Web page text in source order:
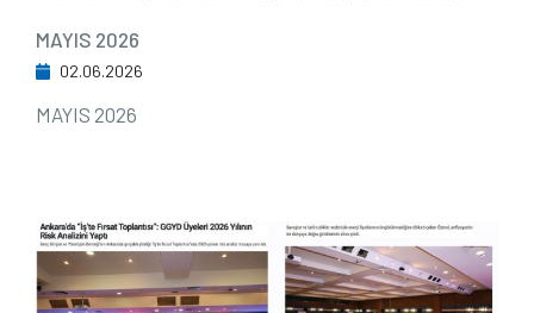
MAYIS 2026
02.06.2026
MAYIS 2026